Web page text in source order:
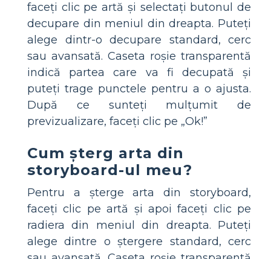
faceți clic pe artă și selectați butonul de
decupare din meniul din dreapta. Puteți
alege dintr-o decupare standard, cerc
sau avansată. Caseta roșie transparentă
indică partea care va fi decupată și
puteți trage punctele pentru a o ajusta.
După ce sunteți mulțumit de
previzualizare, faceți clic pe „Ok!”
Cum șterg arta din
storyboard-ul meu?
Pentru a șterge arta din storyboard,
faceți clic pe artă și apoi faceți clic pe
radiera din meniul din dreapta. Puteți
alege dintre o ștergere standard, cerc